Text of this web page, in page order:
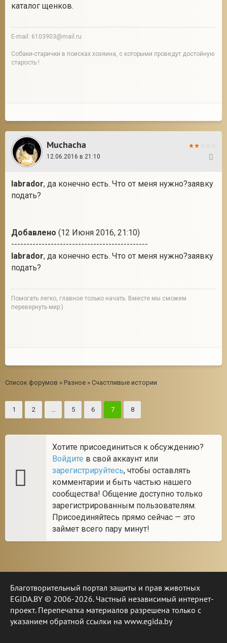
каталог щенков.
E-mail: 6103903@mail.ru
Собаки-старички в поисках хозяина, с которыми проведут достойную
старость !
Muchacha
12.06.2016 в 21:10
labrador, да конечно есть. Что от меня нужно?заявку
подать?
Добавлено (12 Июня 2016, 21:10)
---------------------------------------------
labrador, да конечно есть. Что от меня нужно?заявку
подать?
Помогать легко, главное только начать. Вместе мы сможем
перевернуть мир:)
Список форумов » Разное » Счастливые истории
1 2 … 5 6 7 8
Хотите присоединиться к обсуждению?
Войдите в свой аккаунт или
зарегистрируйтесь, чтобы оставлять
комментарии и быть частью нашего
сообщества! Общение доступно только
зарегистрированным пользователям.
Присоединяйтесь прямо сейчас — это
займет всего пару минут!
Благотворительный портал защиты и прав животных
EGIDA.BY © 2006-2026. Частный независимый интернет-
проект. Перепечатка материалов разрешена только с
указанием обратной ссылки на www.egida.by